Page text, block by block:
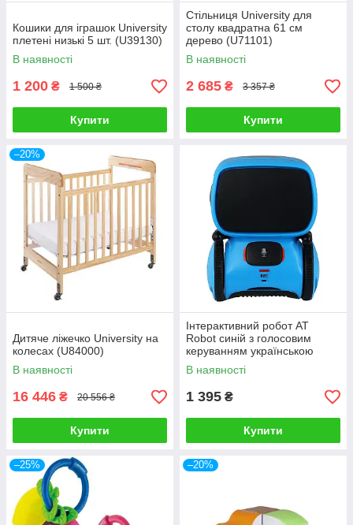
Кошики для іграшок University
плетені низькі 5 шт. (U39130)
В наявності
1 200 ₴ 1 500 ₴
Купити
Стільниця University для
столу квадратна 61 см
дерево (U71101)
В наявності
2 685 ₴ 3 357 ₴
Купити
–20%
Дитяче ліжечко University на
колесах (U84000)
В наявності
16 446 ₴ 20 556 ₴
Купити
Інтерактивний робот AT
Robot синій з голосовим
керуванням українською
мовою AT001-05-UKR
В наявності
1 395 ₴
Купити
–25% –20%